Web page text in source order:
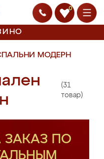
0
МОДЕРН
(31
товар)
ЗАКАЗ ПО